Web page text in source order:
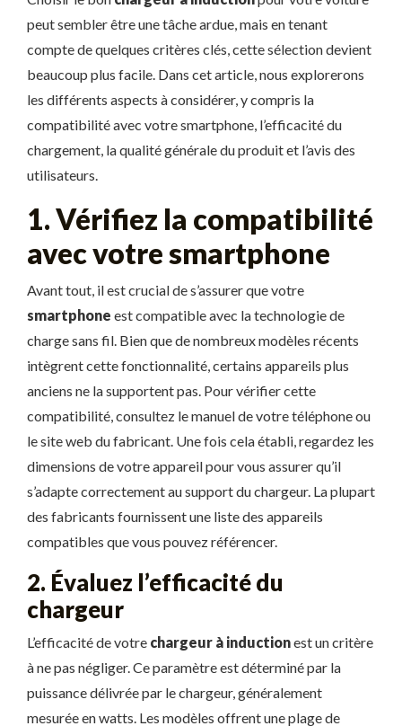
peut sembler être une tâche ardue, mais en tenant
compte de quelques critères clés, cette sélection devient
beaucoup plus facile. Dans cet article, nous explorerons
les différents aspects à considérer, y compris la
compatibilité avec votre smartphone, l’efficacité du
chargement, la qualité générale du produit et l’avis des
utilisateurs.
1. Vérifiez la compatibilité
avec votre smartphone
Avant tout, il est crucial de s’assurer que votre
smartphone est compatible avec la technologie de
charge sans fil. Bien que de nombreux modèles récents
intègrent cette fonctionnalité, certains appareils plus
anciens ne la supportent pas. Pour vérifier cette
compatibilité, consultez le manuel de votre téléphone ou
le site web du fabricant. Une fois cela établi, regardez les
dimensions de votre appareil pour vous assurer qu’il
s’adapte correctement au support du chargeur. La plupart
des fabricants fournissent une liste des appareils
compatibles que vous pouvez référencer.
2. Évaluez l’efficacité du
chargeur
L’efficacité de votre chargeur à inductionest un critère
à ne pas négliger. Ce paramètre est déterminé par la
puissance délivrée par le chargeur, généralement
mesurée en watts. Les modèles offrent une plage de